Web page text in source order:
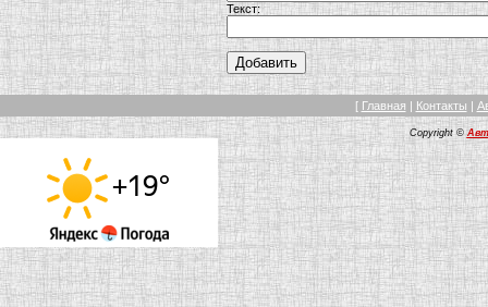
Текст:
[ Главная | Контакты |
Copyright ©